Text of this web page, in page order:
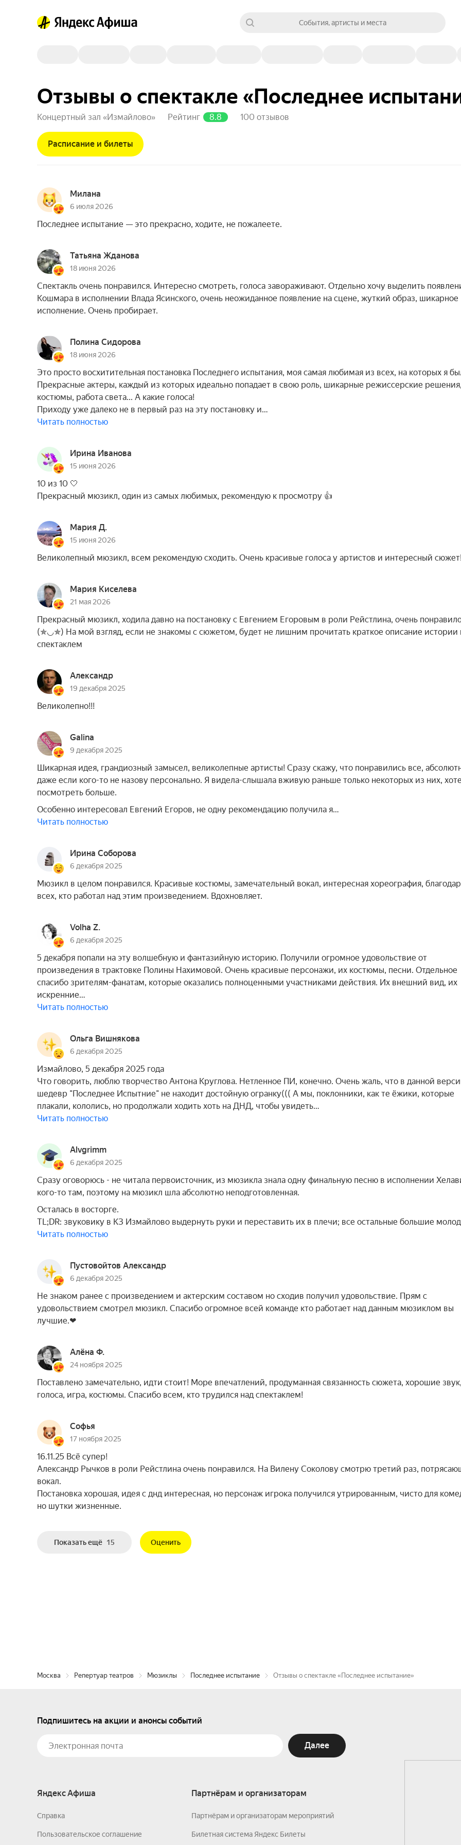
События, артисты и места
Отзывы о спектакле «Последнее
Концертный зал «Измайлово» Рейтинг 8.8 100 отзывов
Расписание и билеты
Милана
6 июля 2026
Последнее испытание — это прекрасно, ходите, не пожалеете.
Татьяна Жданова
18 июня 2026
Спектакль очень понравился. Интересно смотреть, голоса завораживают. Отдельно хочу выделить
Кошмара в исполнении Влада Ясинского, очень неожиданное появление на сцене, жуткий образ, шикарное
исполнение. Очень пробирает.
Полина Сидорова
18 июня 2026
Это просто восхитительная постановка Последнего испытания, моя самая любимая из всех, на которых я
Прекрасные актеры, каждый из которых идеально попадает в свою роль, шикарные режиссерские решения,
костюмы, работа света... А какие голоса!
Приходу уже далеко не в первый раз на эту постановку и…
Читать полностью
Ирина Иванова
15 июня 2026
10 из 10 🤍
Прекрасный мюзикл, один из самых любимых, рекомендую к просмотру 👍
Мария Д.
15 июня 2026
Великолепный мюзикл, всем рекомендую сходить. Очень красивые голоса у артистов и интересный сюжет!
Мария Киселева
21 мая 2026
Прекрасный мюзикл, ходила давно на постановку с Евгением Егоровым в роли Рейстлина, очень
(✯◡✯) На мой взгляд, если не знакомы с сюжетом, будет не лишним прочитать краткое описание истории
спектаклем
Александр
19 декабря 2025
Великолепно!!!
Galina
9 декабря 2025
Шикарная идея, грандиозный замысел, великолепные артисты! Сразу скажу, что понравились все,
даже если кого-то не назову персонально. Я видела-слышала вживую раньше только некоторых из них,
посмотреть больше.
Особенно интересовал Евгений Егоров, не одну рекомендацию получила я…
Читать полностью
Ирина Соборова
6 декабря 2025
Мюзикл в целом понравился. Красивые костюмы, замечательный вокал, интересная хореография,
всех, кто работал над этим произведением. Вдохновляет.
Volha Z.
6 декабря 2025
5 декабря попали на эту волшебную и фантазийную историю. Получили огромное удовольствие от
произведения в трактовке Полины Нахимовой. Очень красивые персонажи, их костюмы, песни. Отдельное
спасибо зрителям-фанатам, которые оказались полноценными участниками действия. Их внешний вид, их
искренние…
Читать полностью
Ольга Вишнякова
6 декабря 2025
Измайлово, 5 декабря 2025 года
Что говорить, люблю творчество Антона Круглова. Нетленное ПИ, конечно. Очень жаль, что в данной
шедевр "Последнее Испытние" не находит достойную огранку((( А мы, поклонники, как те ёжики, которые
плакали, кололись, но продолжали ходить хоть на ДНД, чтобы увидеть…
Читать полностью
Alvgrimm
6 декабря 2025
Сразу оговорюсь - не читала первоисточник, из мюзикла знала одну финальную песню в исполнении
кого-то там, поэтому на мюзикл шла абсолютно неподготовленная.
Осталась в восторге.
TL;DR: звуковику в КЗ Измайлово выдернуть руки и переставить их в плечи; все остальные большие
Читать полностью
Пустовойтов Александр
6 декабря 2025
Не знаком ранее с произведением и актерским составом но сходив получил удовольствие. Прям с
удовольствием смотрел мюзикл. Спасибо огромное всей команде кто работает над данным мюзиклом вы
лучшие.❤
Алёна Ф.
24 ноября 2025
Поставлено замечательно, идти стоит! Море впечатлений, продуманная связанность сюжета, хорошие звук,
голоса, игра, костюмы. Спасибо всем, кто трудился над спектаклем!
Софья
17 ноября 2025
16.11.25 Всё супер!
Александр Рычков в роли Рейстлина очень понравился. На Вилену Соколову смотрю третий раз,
вокал.
Постановка хорошая, идея с днд интересная, но персонаж игрока получился утрированным, чисто для
но шутки жизненные.
Показать ещё 15 Оценить
Москва Репертуар театров Мюзиклы Последнее испытание Отзывы о спектакле «Последнее испытание»
Подпишитесь на акции и анонсы событий
Далее
Яндекс Афиша
Справка
Пользовательское соглашение
Партнёрам и организаторам
Партнёрам и организаторам мероприятий
Билетная система Яндекс Билеты